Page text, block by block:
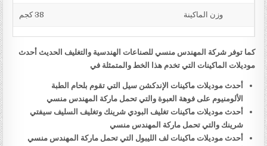
وزن الماكينة 38 كجم
كما توفر شركة المهندس منسي للصناعات الهندسية والتغليف الحديث أحدث
موديلات الماكينات التي تخدم هذا الخط والمتمثلة في
أحدث موديلات ماكينات الإندكشن سيل التي تقوم بلحام الطبة
الألومنيوم على فوهة العبوة والتي تحمل ماركة المهندس منسي
أحدث موديلات ماكينات تغليف البودي شرينك وتغليف السليف سيفتي
شرينك والتي تحمل ماركة المهندس منسي
أحدث موديلات ماكينات لف الليبول التي تحمل ماركة المهندس منسي